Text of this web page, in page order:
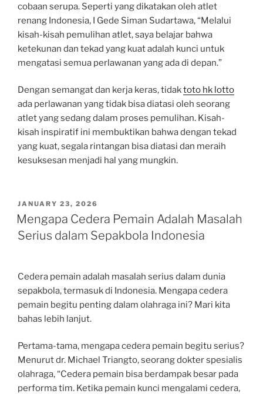
cobaan serupa. Seperti yang dikatakan oleh atlet
renang Indonesia, I Gede Siman Sudartawa, “Melalui
kisah-kisah pemulihan atlet, saya belajar bahwa
ketekunan dan tekad yang kuat adalah kunci untuk
mengatasi semua perlawanan yang ada di depan.”
Dengan semangat dan kerja keras, tidaktoto hk lotto
ada perlawanan yang tidak bisa diatasi oleh seorang
atlet yang sedang dalam proses pemulihan. Kisah-
kisah inspiratif ini membuktikan bahwa dengan tekad
yang kuat, segala rintangan bisa diatasi dan meraih
kesuksesan menjadi hal yang mungkin.
POSTED
ON
JANUARY 23, 2026
Mengapa Cedera Pemain Adalah Masalah
Serius dalam Sepakbola Indonesia
Cedera pemain adalah masalah serius dalam dunia
sepakbola, termasuk di Indonesia. Mengapa cedera
pemain begitu penting dalam olahraga ini? Mari kita
bahas lebih lanjut.
Pertama-tama, mengapa cedera pemain begitu serius?
Menurut dr. Michael Triangto, seorang dokter spesialis
olahraga, “Cedera pemain bisa berdampak besar pada
performa tim. Ketika pemain kunci mengalami cedera,